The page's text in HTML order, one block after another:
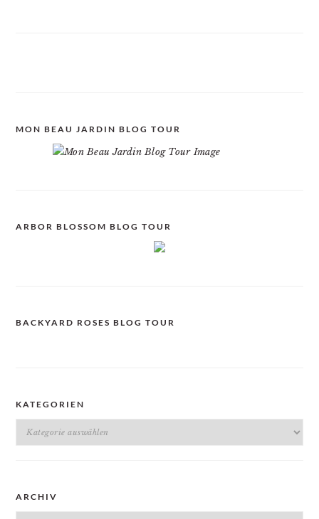
MON BEAU JARDIN BLOG TOUR
ARBOR BLOSSOM BLOG TOUR
BACKYARD ROSES BLOG TOUR
KATEGORIEN
Kategorien
ARCHIV